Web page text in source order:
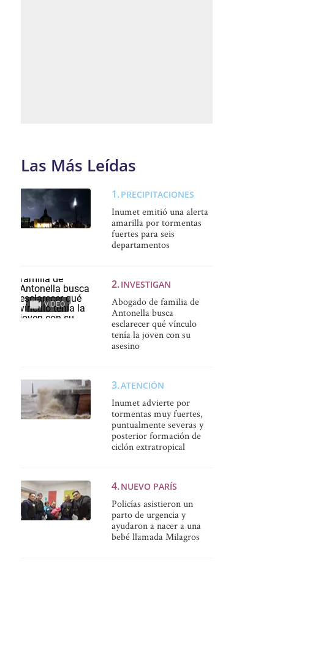
Las Más Leídas
PRECIPITACIONES
Inumet emitió una alerta
amarilla por tormentas
fuertes para seis
departamentos
VIDEO
INVESTIGAN
Abogado de familia de
Antonella busca
esclarecer qué vínculo
tenía la joven con su
asesino
ATENCIÓN
Inumet advierte por
tormentas muy fuertes,
puntualmente severas y
posterior formación de
ciclón extratropical
NUEVO PARÍS
Policías asistieron un
parto de urgencia y
ayudaron a nacer a una
bebé llamada Milagros